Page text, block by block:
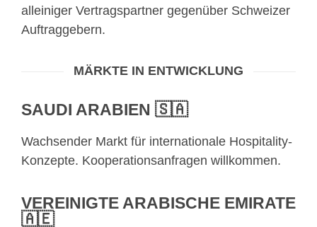
alleiniger Vertragspartner gegenüber Schweizer
Auftraggebern.
MÄRKTE IN ENTWICKLUNG
SAUDI ARABIEN 🇸🇦
Wachsender Markt für internationale Hospitality-
Konzepte. Kooperationsanfragen willkommen.
VEREINIGTE ARABISCHE EMIRATE
🇦🇪